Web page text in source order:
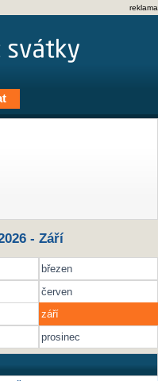
reklama
- Září
březen
červen
září
prosinec